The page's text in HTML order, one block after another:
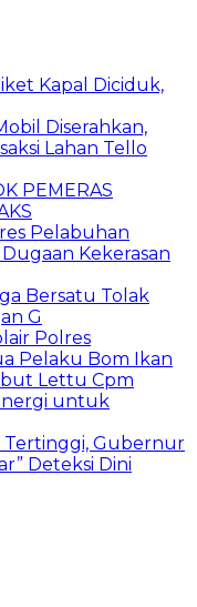
Kapal Diciduk,
Diserahkan,
Lahan Tello
PEMERAS
Pelabuhan
Kekerasan
Bersatu Tolak
G
Polres
Pelaku Bom Ikan
Lettu Cpm
untuk
Tertinggi, Gubernur
Deteksi Dini